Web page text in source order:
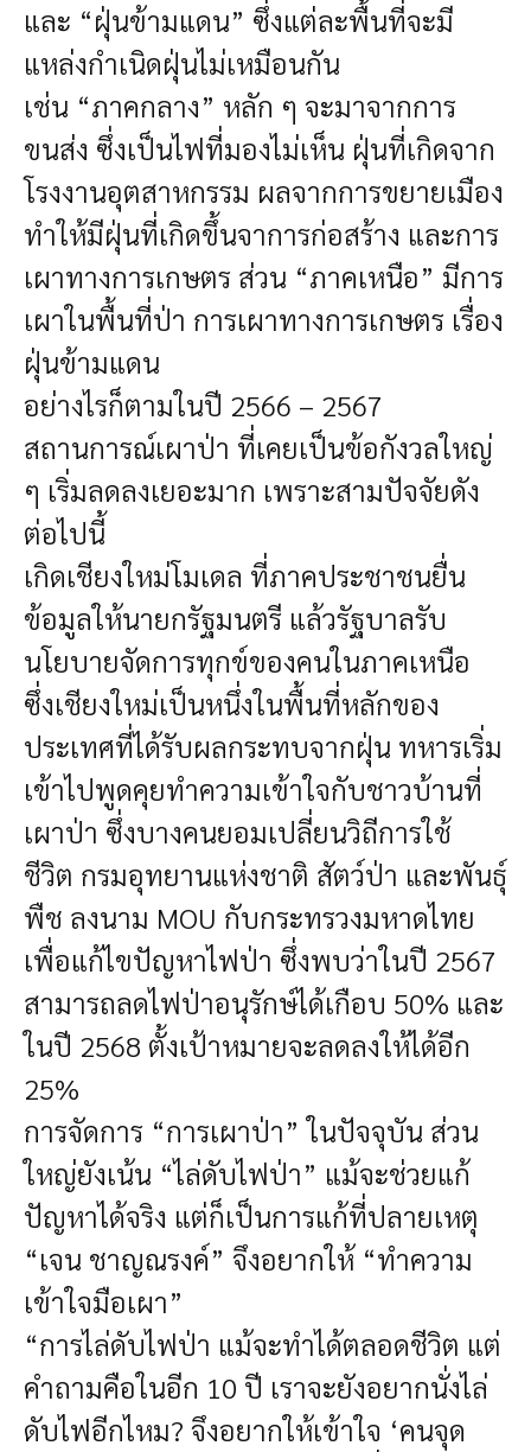
และ “ฝุ่นข้ามแดน” ซึ่งแต่ละพื้นที่จะมี
แหล่งกำเนิดฝุ่นไม่เหมือนกัน
เช่น “ภาคกลาง” หลัก ๆ จะมาจากการ
ขนส่ง ซึ่งเป็นไฟที่มองไม่เห็น ฝุ่นที่เกิดจาก
โรงงานอุตสาหกรรม ผลจากการขยายเมือง
ทำให้มีฝุ่นที่เกิดขึ้นจาการก่อสร้าง และการ
เผาทางการเกษตร ส่วน “ภาคเหนือ” มีการ
เผาในพื้นที่ป่า การเผาทางการเกษตร เรื่อง
ฝุ่นข้ามแดน
อย่างไรก็ตามในปี 2566 – 2567
สถานการณ์เผาป่า ที่เคยเป็นข้อกังวลใหญ่
ๆ เริ่มลดลงเยอะมาก เพราะสามปัจจัยดัง
ต่อไปนี้
เกิดเชียงใหม่โมเดล ที่ภาคประชาชนยื่น
ข้อมูลให้นายกรัฐมนตรี แล้วรัฐบาลรับ
นโยบายจัดการทุกข์ของคนในภาคเหนือ
ซึ่งเชียงใหม่เป็นหนึ่งในพื้นที่หลักของ
ประเทศที่ได้รับผลกระทบจากฝุ่น ทหารเริ่ม
เข้าไปพูดคุยทำความเข้าใจกับชาวบ้านที่
เผาป่า ซึ่งบางคนยอมเปลี่ยนวิถีการใช้
ชีวิต กรมอุทยานแห่งชาติ สัตว์ป่า และพันธุ์
พืช ลงนาม MOU กับกระทรวงมหาดไทย
เพื่อแก้ไขปัญหาไฟป่า ซึ่งพบว่าในปี 2567
สามารถลดไฟป่าอนุรักษ์ได้เกือบ 50% และ
ในปี 2568 ตั้งเป้าหมายจะลดลงให้ได้อีก
25%
การจัดการ “การเผาป่า” ในปัจจุบัน ส่วน
ใหญ่ยังเน้น “ไล่ดับไฟป่า” แม้จะช่วยแก้
ปัญหาได้จริง แต่ก็เป็นการแก้ที่ปลายเหตุ
“เจน ชาญณรงค์” จึงอยากให้ “ทำความ
เข้าใจมือเผา”
“การไล่ดับไฟป่า แม้จะทำได้ตลอดชีวิต แต่
คำถามคือในอีก 10 ปี เราจะยังอยากนั่งไล่
ดับไฟอีกไหม? จึงอยากให้เข้าใจ ‘คนจุด